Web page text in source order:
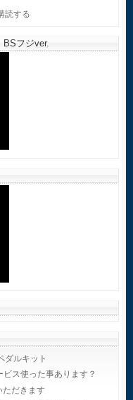
フジver.
ダルキット
ス使った事あります？
ただきます